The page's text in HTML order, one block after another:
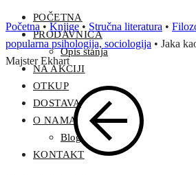
POČETNA
PRODAVNICA
Opis stanja
NA AKCIJI
OTKUP
DOSTAVA
O NAMA
Blog
KONTAKT
Početna • Knjige • Stručna literatura •
popularna psihologija, sociologija • Jaka
Majster Ekhart